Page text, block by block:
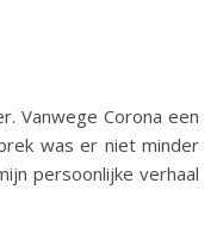
was er niet minder
persoonlijke verhaal